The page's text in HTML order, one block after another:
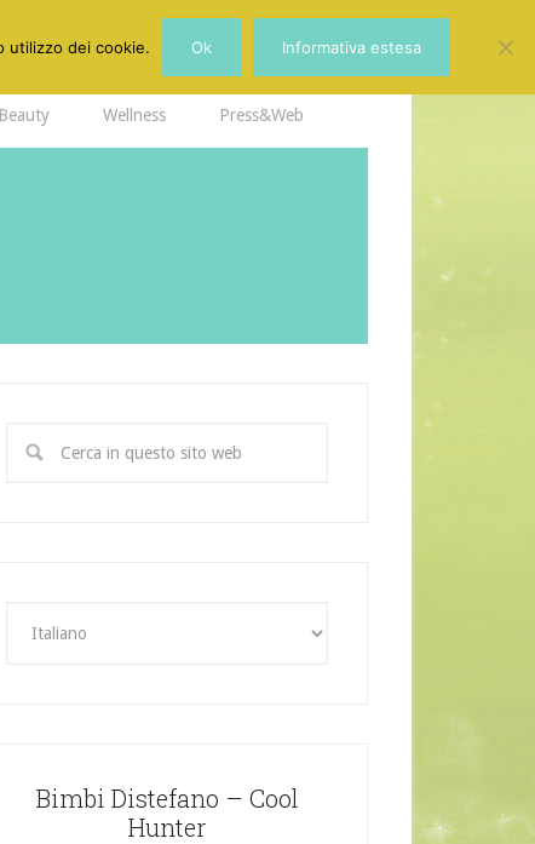
Beauty Wellness Press&Web
Bimbi Distefano – Cool
Hunter
utilizzo dei cookie. Ok Informativa estesa